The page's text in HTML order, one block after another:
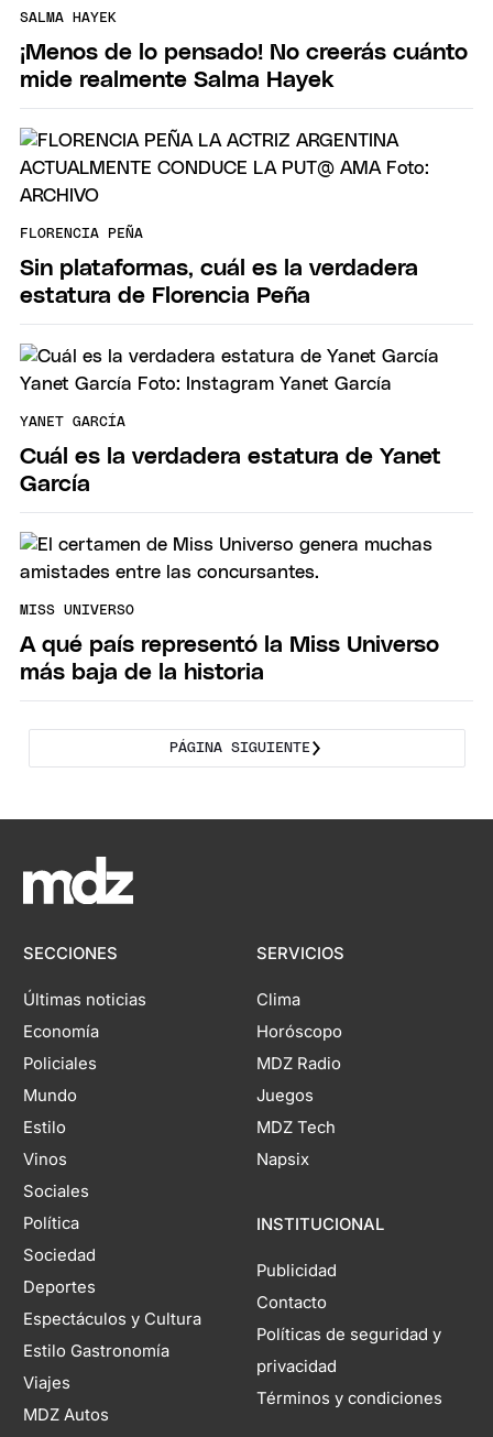
SALMA HAYEK
¡Menos de lo pensado! No creerás cuánto
mide realmente Salma Hayek
FLORENCIA PEÑA
Sin plataformas, cuál es la verdadera
estatura de Florencia Peña
YANET GARCÍA
Cuál es la verdadera estatura de Yanet
García
MISS UNIVERSO
A qué país representó la Miss Universo
más baja de la historia
PÁGINA SIGUIENTE
SECCIONES
Últimas noticias
Economía
Policiales
Mundo
Estilo
Vinos
Sociales
Política
Sociedad
Deportes
Espectáculos y Cultura
Estilo Gastronomía
Viajes
MDZ Autos
SERVICIOS
Clima
Horóscopo
MDZ Radio
Juegos
MDZ Tech
Napsix
INSTITUCIONAL
Publicidad
Contacto
Políticas de seguridad y
privacidad
Términos y condiciones